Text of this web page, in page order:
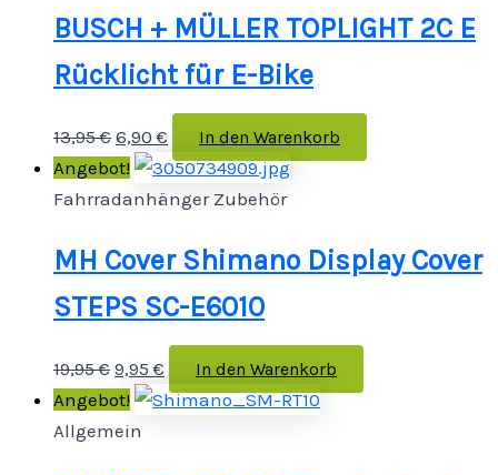
BUSCH + MÜLLER TOPLIGHT 2C E
Rücklicht für E-Bike
13,95€ 6,90 € In den Warenkorb
Angebot!
Fahrradanhänger Zubehör
MH Cover Shimano Display Cover
STEPS SC-E6010
19,95€ 9,95 € In den Warenkorb
Angebot!
Allgemein